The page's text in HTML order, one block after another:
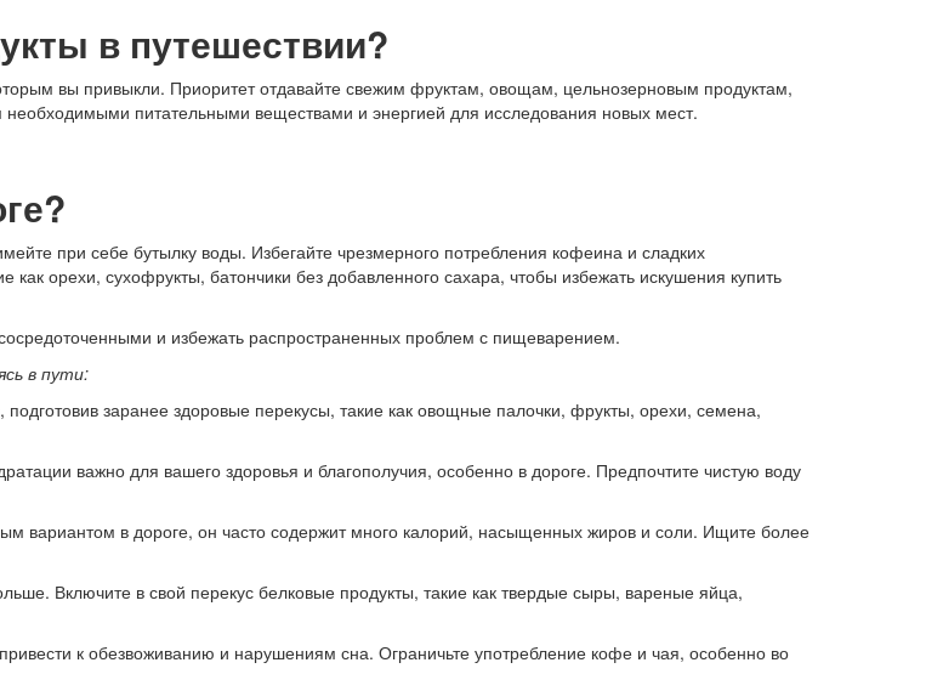
в путешествии?
вы привыкли. Приоритет отдавайте свежим фруктам, овощам, цельнозерновым продуктам,
питательными веществами и энергией для исследования новых мест.
при себе бутылку воды. Избегайте чрезмерного потребления кофеина и сладких
как орехи, сухофрукты, батончики без добавленного сахара, чтобы избежать искушения купить
и избежать распространенных проблем с пищеварением.
в пути:
подготовив заранее здоровые перекусы, такие как овощные палочки, фрукты, орехи, семена,
важно для вашего здоровья и благополучия, особенно в дороге. Предпочтите чистую воду
вариантом в дороге, он часто содержит много калорий, насыщенных жиров и соли. Ищите более
Включите в свой перекус белковые продукты, такие как твердые сыры, вареные яйца,
к обезвоживанию и нарушениям сна. Ограничьте употребление кофе и чая, особенно во